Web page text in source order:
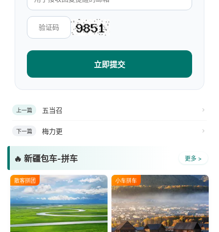
立即提交
上一篇 五当召
下一篇 梅力更
🔥 新疆包车-拼车 更多 >
散客拼团 小车拼车